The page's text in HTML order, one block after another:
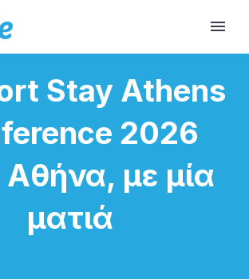
Stay Athens
2026
με μία
ματιά